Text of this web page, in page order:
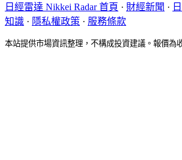
日經雷達 Nikkei Radar 首頁 · 財經新聞 ·
知識 · 隱私權政策 · 服務條款
本站提供市場資訊整理，不構成投資建議。報價為